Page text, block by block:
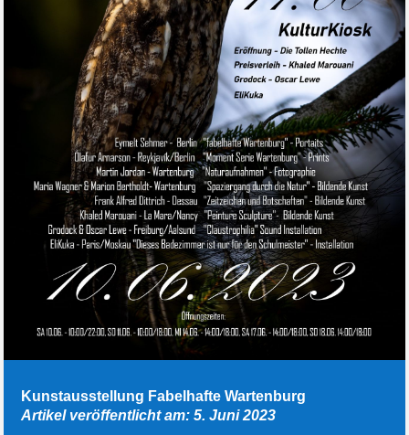
Kunstausstellung Fabelhafte Wartenburg
Artikel veröffentlicht am: 5. Juni 2023